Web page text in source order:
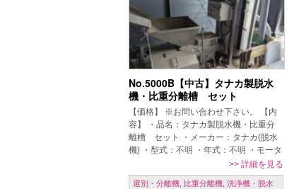
No.5000B【中古】タナカ製脱水
機・比重分離槽 セット
【価格】 ※お問い合わせ下さい。 【内
容】 ・品名：タナカ製脱水機・比重分
離槽 セット ・メーカー：タナカ(脱水
機) ・型式：不明 ・年式：不明 ・モータ
ー容量：3.7㎾(タナカ製脱水機) ・付
属：比重分離槽、スクリュー […]
>> 詳細を見る
選別・分離機, 比重分離機, 洗浄機・脱水